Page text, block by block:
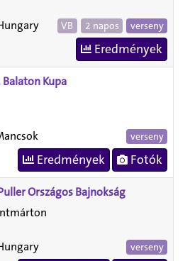
verseny
2 napos
VB
Eredmények
Balaton Kupa
verseny
Eredmények Fotók
Országos Bajnokság
verseny